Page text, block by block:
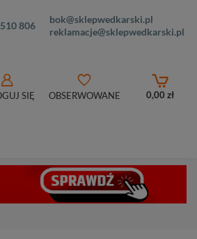
806
bok@sklepwedkarski.pl
reklamacje@sklepwedkarski.pl
SIĘ OBSERWOWANE 0,00 zł